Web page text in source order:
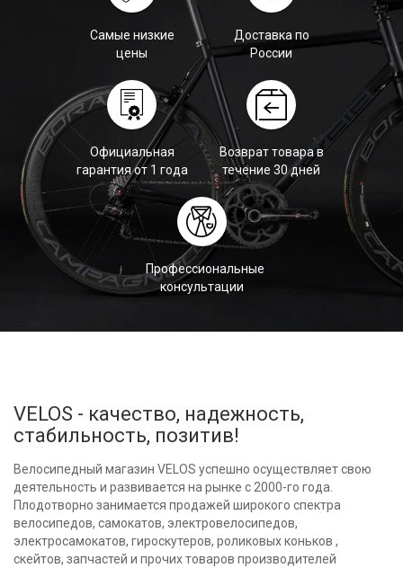
Самые низкие
цены
Доставка по
России
Официальная
гарантия от 1 года
Возврат товара в
течение 30 дней
Профессиональные
консультации
VELOS - качество, надежность,
стабильность, позитив!
Велосипедный магазин VELOS успешно осуществляет свою
деятельность и развивается на рынке с 2000-го года.
Плодотворно занимается продажей широкого спектра
велосипедов, самокатов, электровелосипедов,
электросамокатов, гироскутеров, роликовых коньков ,
скейтов, запчастей и прочих товаров производителей